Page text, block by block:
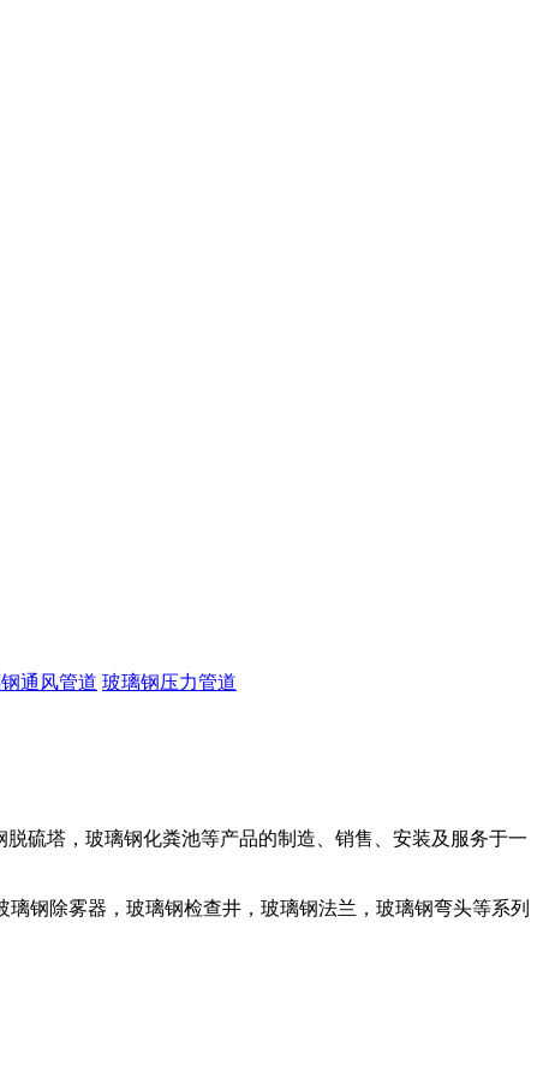
通风管道 玻璃钢压力管道
硫塔，玻璃钢化粪池等产品的制造、销售、安装及服务于一
钢除雾器，玻璃钢检查井，玻璃钢法兰，玻璃钢弯头等系列